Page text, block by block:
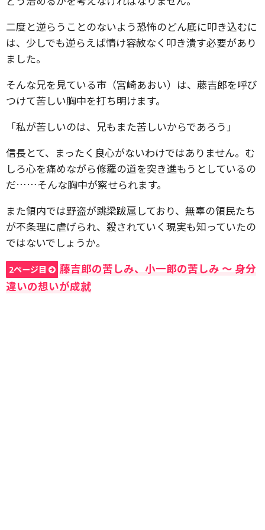
二度と逆らうことのないよう恐怖のどん底に叩き込むに
は、少しでも逆らえば情け容赦なく叩き潰す必要があり
ました。
そんな兄を見ている市（宮崎あおい）は、藤吉郎を呼び
つけて苦しい胸中を打ち明けます。
「私が苦しいのは、兄もまた苦しいからであろう」
信長とて、まったく良心がないわけではありません。む
しろ心を痛めながら修羅の道を突き進もうとしているの
だ……そんな胸中が察せられます。
また領内では野盗が跳梁跋扈しており、無辜の領民たち
が不条理に虐げられ、殺されていく現実も知っていたの
ではないでしょうか。
2ページ目
藤吉郎の苦しみ、小一郎の苦しみ 〜 身分
違いの想いが成就